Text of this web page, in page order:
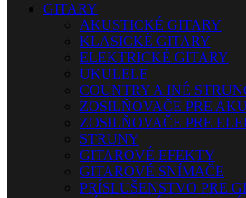
GITARY
AKUSTICKÉ GITARY
KLASICKÉ GITARY
ELEKTRICKÉ GITARY
UKULELE
COUNTRY A INÉ
ZOSILŇOVAČE PRE
ZOSILŇOVAČE PRE
STRUNY
GITAROVÉ EFEKTY
GITAROVÉ SNÍMAČE
PRÍSLUŠENSTVO PRE